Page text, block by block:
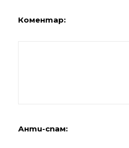
Коментар:
Анти-спам: